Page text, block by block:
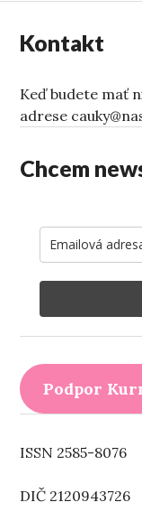
Kontakt
Keď budete mať
adrese
Chcem
Podpor
ISSN 2585-8076
DIČ 2120943726